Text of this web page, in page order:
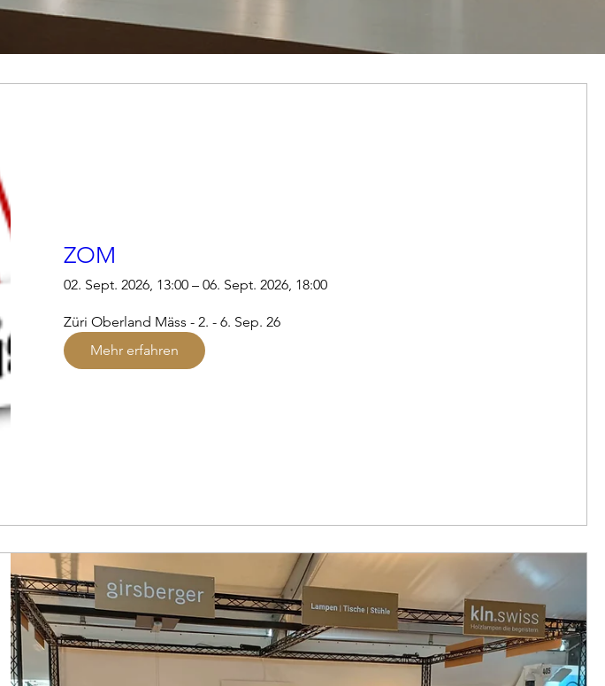
ZOM
02. Sept. 2026, 13:00 – 06. Sept. 2026, 18:00
Züri Oberland Mäss - 2. - 6. Sep. 26
Mehr erfahren